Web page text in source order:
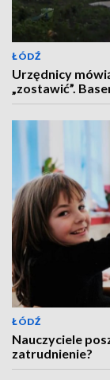
ŁÓDŹ
Urzędnicy
„zostawić”.
ŁÓDŹ
Nauczyciele
zatrudnienie?